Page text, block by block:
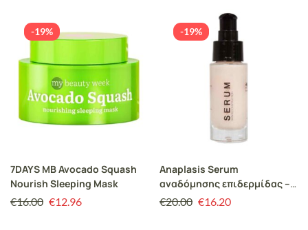
-19%
7DAYS MB Avocado Squash
Nourish Sleeping Mask
€16.00 €12.96
-19%
Anaplasis Serum
αναδόμησης επιδερμίδας –
30 ml
€20.00 €16.20